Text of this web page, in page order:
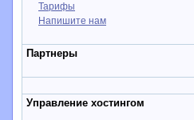
Тарифы
Напишите нам
Партнеры
Управление хостингом